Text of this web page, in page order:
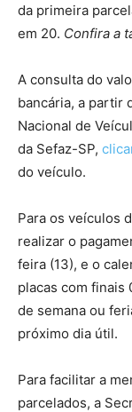
da primeira
em 20. Confira a
A consulta do
bancária, a partir
Nacional de
da Sefaz-SP,
do veículo.
Para os veículos
realizar o
feira (13), e o
placas com finais
de semana ou
próximo dia útil.
Para facilitar a
parcelados, a